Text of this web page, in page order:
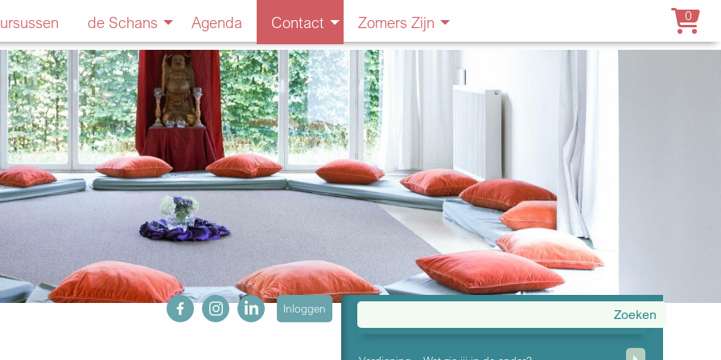
de Schans Agenda Contact Zomers Zijn 0
fb ig in
User
Inloggen